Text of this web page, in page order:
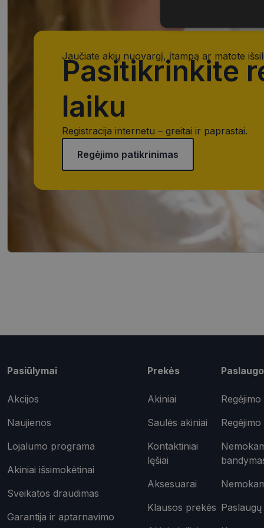
Jaučiate akių nuovargį, įtampą ar matote
Pasitikrinkite
laiku
Registracija internetu – greitai ir paprastai.
Regėjimo patikrinimas
Pasiūlymai
Akcijos
Naujienos
Lojalumo programa
Akiniai išsimokėtinai
Sveikatos draudimas
Garantija ir aptarnavimo
Prekės
Akiniai
Saulės akiniai
Kontaktiniai
lęšiai
Aksesuarai
Klausos prekės
slapukai
Šie slapukai yra
tačiau
saugomi Jūsų
Pavadinimas
_tt_enable_cookie
Pavadinimas
_ga
_fbp
Inc.